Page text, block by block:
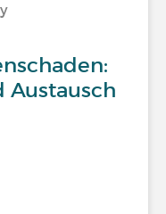
Austausch